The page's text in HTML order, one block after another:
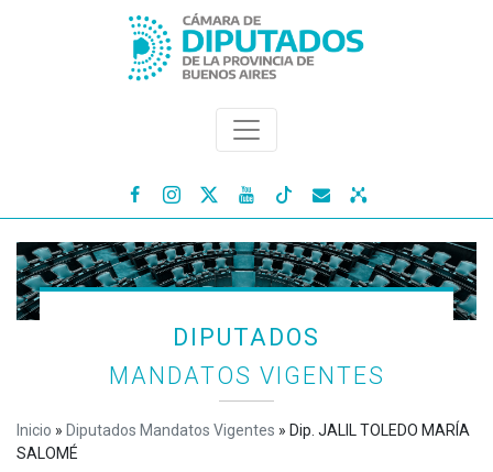
   
DIPUTADOS
MANDATOS VIGENTES
Inicio » Diputados Mandatos Vigentes » Dip. JALIL TOLEDO MARÍA
SALOMÉ